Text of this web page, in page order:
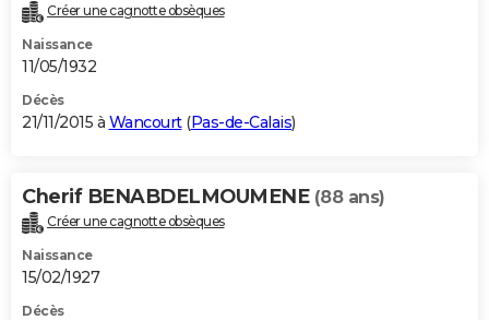
Créer une cagnotte obsèques
Naissance
11/05/1932
Décès
21/11/2015 à Wancourt(Pas-de-Calais)
Cherif BENABDELMOUMENE (88 ans)
Créer une cagnotte obsèques
Naissance
15/02/1927
Décès